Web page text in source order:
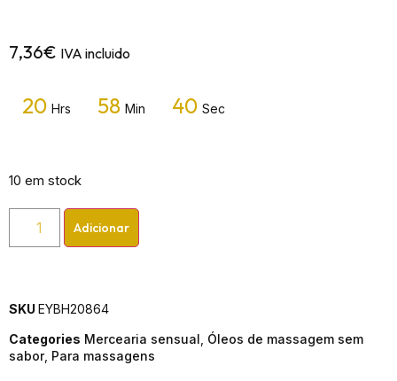
7,36€ IVA incluido
20 Hrs 58 Min 40 Sec
10 em stock
Adicionar
SKU EYBH20864
Categories Mercearia sensual Óleos de massagem sem
sabor, Para massagens